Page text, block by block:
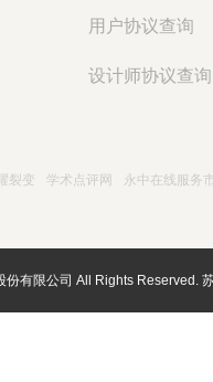
用户协议查询
设计师协议查询
裂变 学术点评网 永中在线服务
份有限公司 All Rights Reserved.